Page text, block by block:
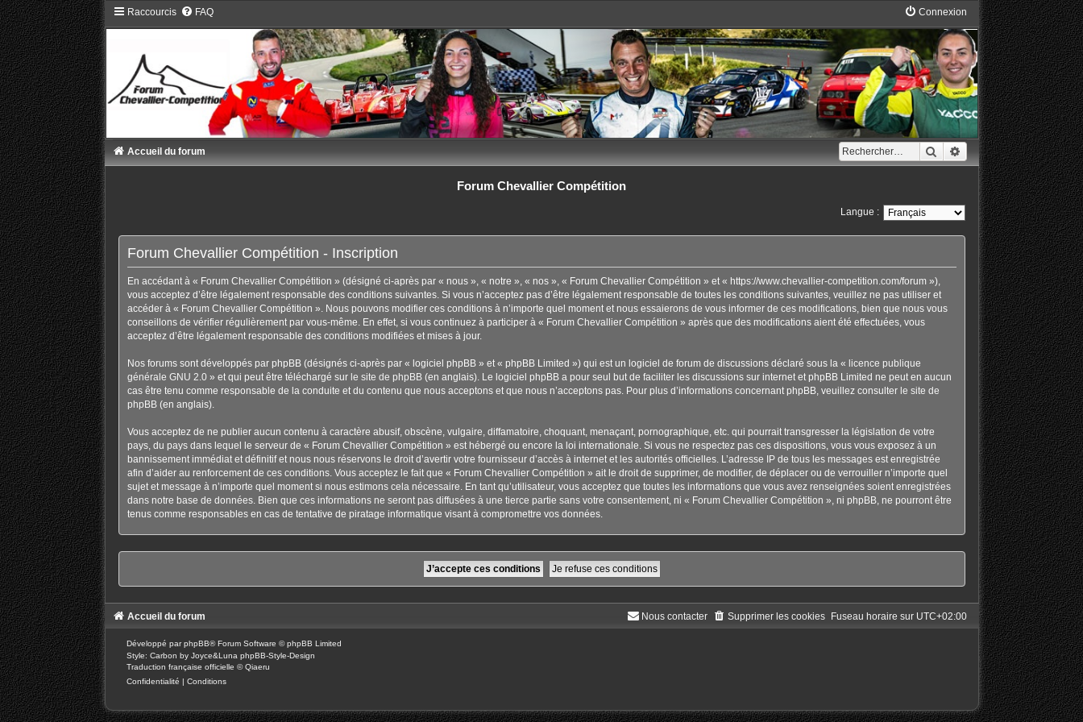
Raccourcis FAQ Connexion
RechercherRecherche avancée
Accueil du forum
Forum Chevallier Compétition
Langue :
Forum Chevallier Compétition - Inscription
En accédant à « Forum Chevallier Compétition » (désigné ci-après par « nous », « notre », « nos », « Forum Chevallier Compétition » et « https://www.chevallier-competition.com/forum »),
vous acceptez d’être légalement responsable des conditions suivantes. Si vous n’acceptez pas d’être légalement responsable de toutes les conditions suivantes, veuillez ne pas utiliser et
accéder à « Forum Chevallier Compétition ». Nous pouvons modifier ces conditions à n’importe quel moment et nous essaierons de vous informer de ces modifications, bien que nous vous
conseillons de vérifier régulièrement par vous-même. En effet, si vous continuez à participer à « Forum Chevallier Compétition » après que des modifications aient été effectuées, vous
acceptez d’être légalement responsable des conditions modifiées et mises à jour.
Nos forums sont développés par phpBB (désignés ci-après par « logiciel phpBB » et « phpBB Limited ») qui est un logiciel de forum de discussions déclaré sous la « licence publique
générale GNU 2.0» et qui peut être téléchargé sur le site de phpBB(en anglais). Le logiciel phpBB a pour seul but de faciliter les discussions sur internet et phpBB Limited ne peut en aucun
cas être tenu comme responsable de la conduite et du contenu que nous acceptons et que nous n’acceptons pas. Pour plus d’informations concernant phpBB, veuillez consulter le site de
phpBB(en anglais).
Vous acceptez de ne publier aucun contenu à caractère abusif, obscène, vulgaire, diffamatoire, choquant, menaçant, pornographique, etc. qui pourrait transgresser la législation de votre
pays, du pays dans lequel le serveur de « Forum Chevallier Compétition » est hébergé ou encore la loi internationale. Si vous ne respectez pas ces dispositions, vous vous exposez à un
bannissement immédiat et définitif et nous nous réservons le droit d’avertir votre fournisseur d’accès à internet et les autorités officielles. L’adresse IP de tous les messages est enregistrée
afin d’aider au renforcement de ces conditions. Vous acceptez le fait que « Forum Chevallier Compétition » ait le droit de supprimer, de modifier, de déplacer ou de verrouiller n’importe quel
sujet et message à n’importe quel moment si nous estimons cela nécessaire. En tant qu’utilisateur, vous acceptez que toutes les informations que vous avez renseignées soient enregistrées
dans notre base de données. Bien que ces informations ne seront pas diffusées à une tierce partie sans votre consentement, ni « Forum Chevallier Compétition », ni phpBB, ne pourront être
tenus comme responsables en cas de tentative de piratage informatique visant à compromettre vos données.
Accueil du forum Fuseau horaire sur UTC+02:00
Supprimer les cookies
Nous contacter
Développé parphpBB® Forum Software © phpBB Limited
Style: Carbon by Joyce&Luna phpBB-Style-Design
Traduction française officielle ©Qiaeru
Confidentialité | Conditions